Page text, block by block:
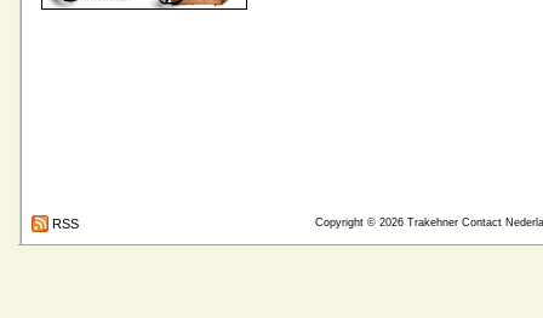
Copyright © 2026 Trakehner Contact
RSS